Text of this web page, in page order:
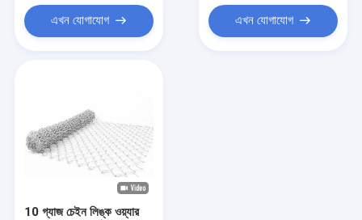
খবর
ধাতু তারের জাল বেড়া
মেটাল অস্থায়ী বেড়া
এখন যোগাযোগ এখন যোগাযোগ
10 গ্যাজ চেইন লিঙ্ক ওয়্যার